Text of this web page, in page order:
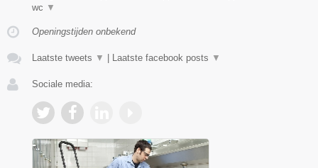
wc ▼
Openingstijden onbekend
Laatste tweets ▼ Laatste facebook posts ▼
Sociale media: